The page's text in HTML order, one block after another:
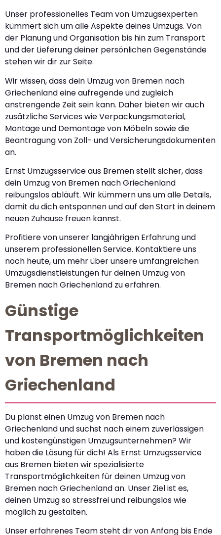
Unser professionelles Team von Umzugsexperten
kümmert sich um alle Aspekte deines Umzugs. Von
der Planung und Organisation bis hin zum Transport
und der Lieferung deiner persönlichen Gegenstände
stehen wir dir zur Seite.
Wir wissen, dass dein Umzug von Bremen nach
Griechenland eine aufregende und zugleich
anstrengende Zeit sein kann. Daher bieten wir auch
zusätzliche Services wie Verpackungsmaterial,
Montage und Demontage von Möbeln sowie die
Beantragung von Zoll- und Versicherungsdokumenten
an.
Ernst Umzugsservice aus Bremen stellt sicher, dass
dein Umzug von Bremen nach Griechenland
reibungslos abläuft. Wir kümmern uns um alle Details,
damit du dich entspannen und auf den Start in deinem
neuen Zuhause freuen kannst.
Profitiere von unserer langjährigen Erfahrung und
unserem professionellen Service. Kontaktiere uns
noch heute, um mehr über unsere umfangreichen
Umzugsdienstleistungen für deinen Umzug von
Bremen nach Griechenland zu erfahren.
Günstige
Transportmöglichkeiten
von Bremen nach
Griechenland
Du planst einen Umzug von Bremen nach
Griechenland und suchst nach einem zuverlässigen
und kostengünstigen Umzugsunternehmen? Wir
haben die Lösung für dich! Als Ernst Umzugsservice
aus Bremen bieten wir spezialisierte
Transportmöglichkeiten für deinen Umzug von
Bremen nach Griechenland an. Unser Ziel ist es,
deinen Umzug so stressfrei und reibungslos wie
möglich zu gestalten.
Unser erfahrenes Team steht dir von Anfang bis Ende